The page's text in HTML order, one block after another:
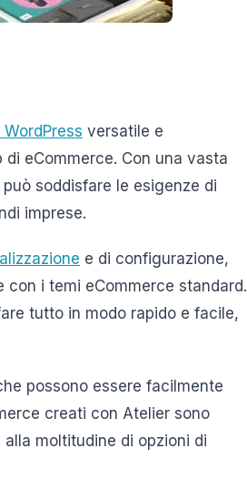
versatile e
eCommerce. Con una vasta
soddisfare le esigenze di
imprese.
e di configurazione,
i temi eCommerce standard.
tutto in modo rapido e facile,
possono essere facilmente
creati con Atelier sono
moltitudine di opzioni di